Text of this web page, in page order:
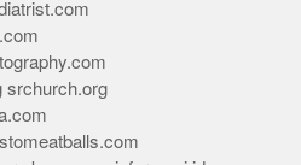
srchurch.org